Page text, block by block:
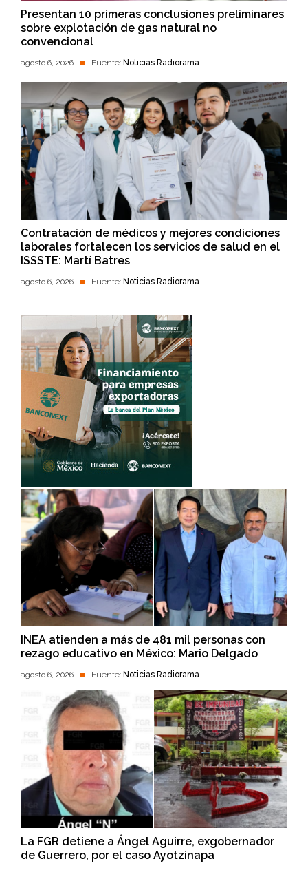
Presentan 10 primeras conclusiones preliminares
sobre explotación de gas natural no
convencional
agosto 6, 2026 Fuente: Noticias Radiorama
Contratación de médicos y mejores condiciones
laborales fortalecen los servicios de salud en el
ISSSTE: Martí Batres
agosto 6, 2026 Fuente: Noticias Radiorama
INEA atienden a más de 481 mil personas con
rezago educativo en México: Mario Delgado
agosto 6, 2026 Fuente: Noticias Radiorama
La FGR detiene a Ángel Aguirre, exgobernador
de Guerrero, por el caso Ayotzinapa